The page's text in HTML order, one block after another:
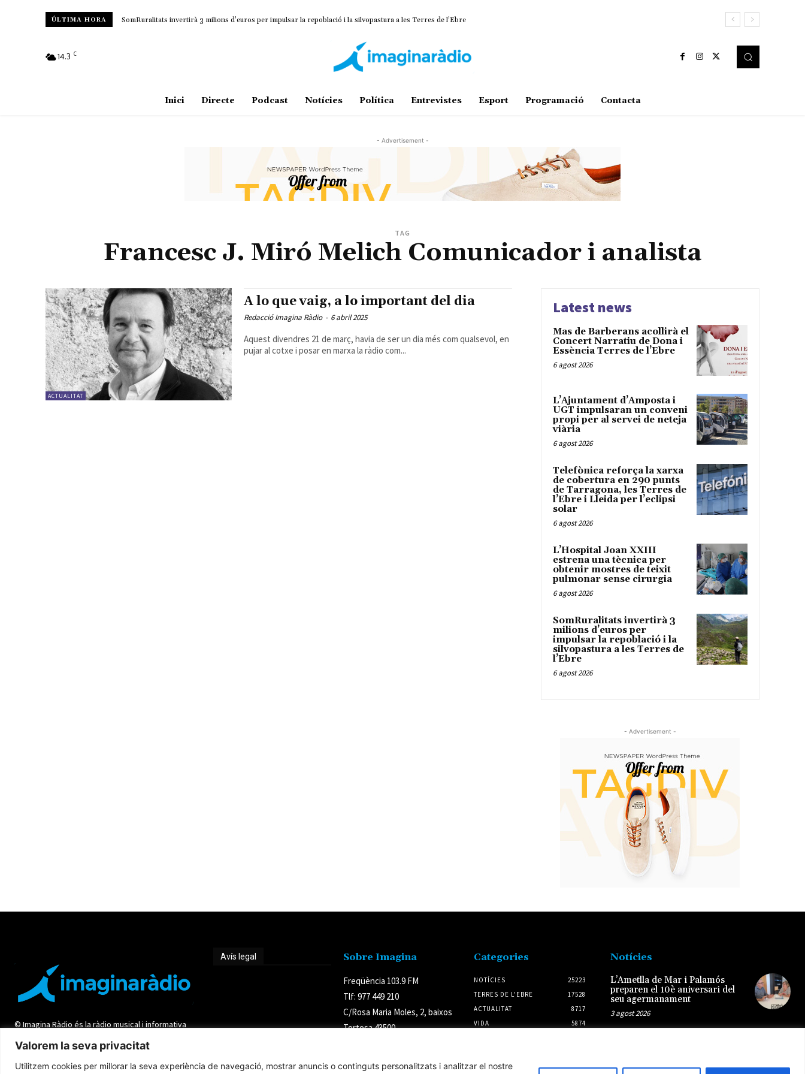
Valorem la seva privacitat
Utilitzem cookies per millorar la seva experiència de navegació, mostrar anuncis o continguts personalitzats i analitzar el nostre
ÚLTIMA HORA SomRuralitats invertirà 3 milions d’euros per impulsar la repoblació i la silvopastura a les Terres de l’Ebre
14.3 C
Inici Directe Podcast Notícies Política Entrevistes Esport Programació Contacta
- Advertisement -
TAG
Francesc J. Miró Melich Comunicador i analista
ACTUALITAT
A lo que vaig, a lo important del dia
Redacció Imagina Ràdio - 6 abril 2025
Aquest divendres 21 de març, havia de ser un dia més com qualsevol, en
pujar al cotxe i posar en marxa la ràdio com...
Latest news
Mas de Barberans acollirà el
Concert Narratiu de Dona i
Essència Terres de l’Ebre
6 agost 2026
L’Ajuntament d’Amposta i
UGT impulsaran un conveni
propi per al servei de neteja
viària
6 agost 2026
Telefònica reforça la xarxa
de cobertura en 290 punts
de Tarragona, les Terres de
l’Ebre i Lleida per l’eclipsi
solar
6 agost 2026
L’Hospital Joan XXIII
estrena una tècnica per
obtenir mostres de teixit
pulmonar sense cirurgia
6 agost 2026
SomRuralitats invertirà 3
milions d’euros per
impulsar la repoblació i la
silvopastura a les Terres de
l’Ebre
6 agost 2026
- Advertisement -
© Imagina Ràdio és la ràdio musical i informativa
privada mantenim l'essència de servei públic per
Avís legal Sobre Imagina
Freqüència 103.9 FM
Tlf: 977 449 210
C/Rosa Maria Moles, 2, baixos
Tortosa 43500
Categories
NOTÍCIES
25223
TERRES DE L'EBRE
17528
ACTUALITAT
8717
VIDA
5874
Notícies
L’Ametlla de Mar i Palamós
preparen el 10è aniversari del
seu agermanament
3 agost 2026